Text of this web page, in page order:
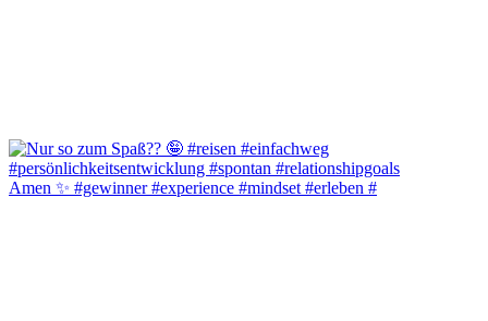
Amen ✨️ #gewinner #experience #mindset #erleben #